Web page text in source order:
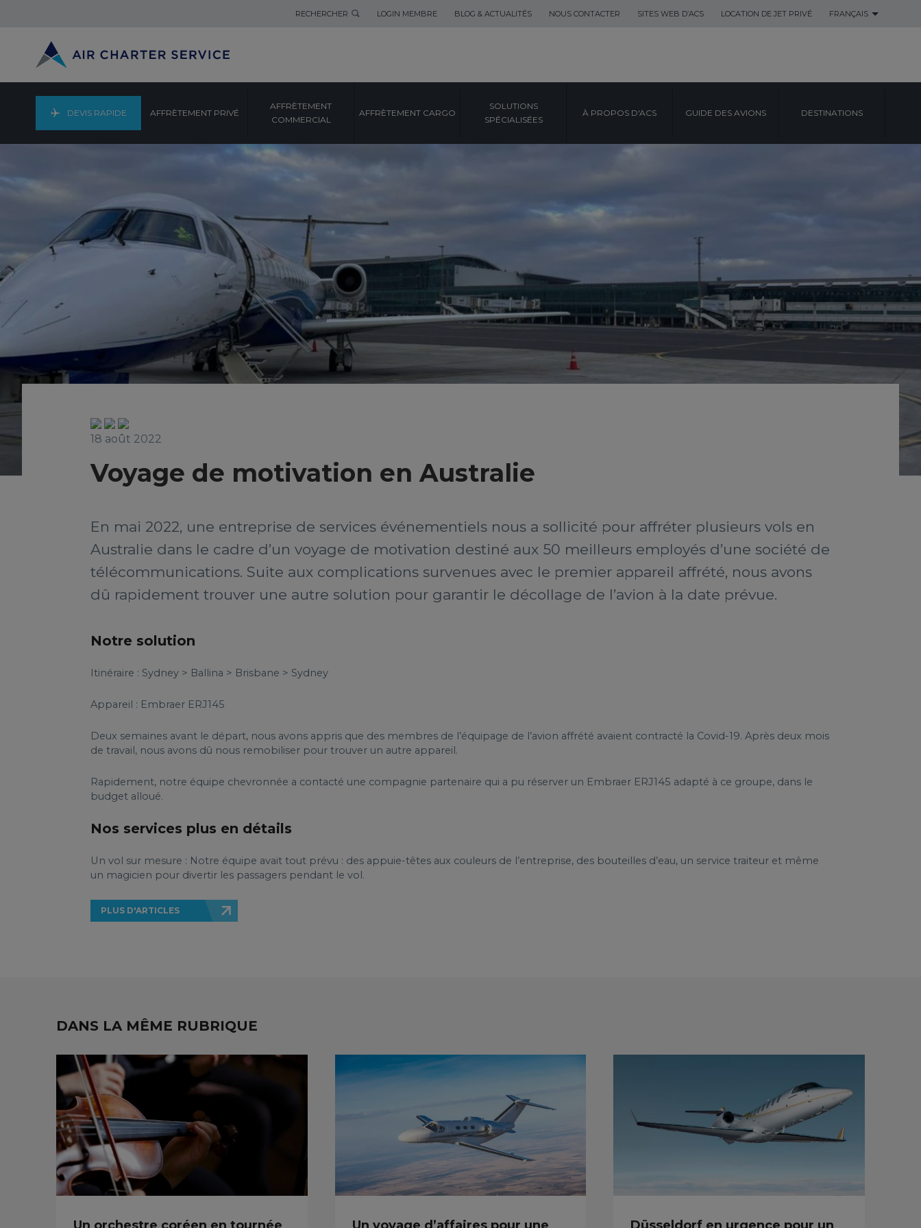
RECHERCHER LOGIN MEMBRE BLOG & ACTUALITÉS NOUS CONTACTER SITES WEB D’ACS LOCATION DE JET PRIVÉ FRANÇAIS
DEVIS RAPIDE AFFRÈTEMENT PRIVÉ
AFFRÈTEMENT
COMMERCIAL
AFFRÈTEMENT CARGO
SOLUTIONS
SPÉCIALISÉES
À PROPOS D'ACS GUIDE DES AVIONS DESTINATIONS
18 août 2022
Voyage de motivation en Australie
En mai 2022, une entreprise de services événementiels nous a sollicité pour affréter plusieurs vols en
Australie dans le cadre d’un voyage de motivation destiné aux 50 meilleurs employés d’une société de
télécommunications. Suite aux complications survenues avec le premier appareil affrété, nous avons
dû rapidement trouver une autre solution pour garantir le décollage de l’avion à la date prévue.
Notre solution
Itinéraire : Sydney > Ballina > Brisbane > Sydney
Appareil : Embraer ERJ145
Deux semaines avant le départ, nous avons appris que des membres de l’équipage de l’avion affrété avaient contracté la Covid-19. Après deux mois
de travail, nous avons dû nous remobiliser pour trouver un autre appareil.
Rapidement, notre équipe chevronnée a contacté une compagnie partenaire qui a pu réserver un Embraer ERJ145 adapté à ce groupe, dans le
budget alloué.
Nos services plus en détails
Un vol sur mesure : Notre équipe avait tout prévu : des appuie-têtes aux couleurs de l’entreprise, des bouteilles d’eau, un service traiteur et même
un magicien pour divertir les passagers pendant le vol.
PLUS D'ARTICLES
DANS LA MÊME RUBRIQUE